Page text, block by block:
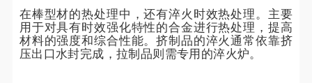
在棒型材的热处理中，还有淬火时效热处理。主要
用于对具有时效强化特性的合金进行热处理，提高
材料的强度和综合性能。挤制品的淬火通常依靠挤
压出口水封完成，拉制品则需专用的淬火炉。